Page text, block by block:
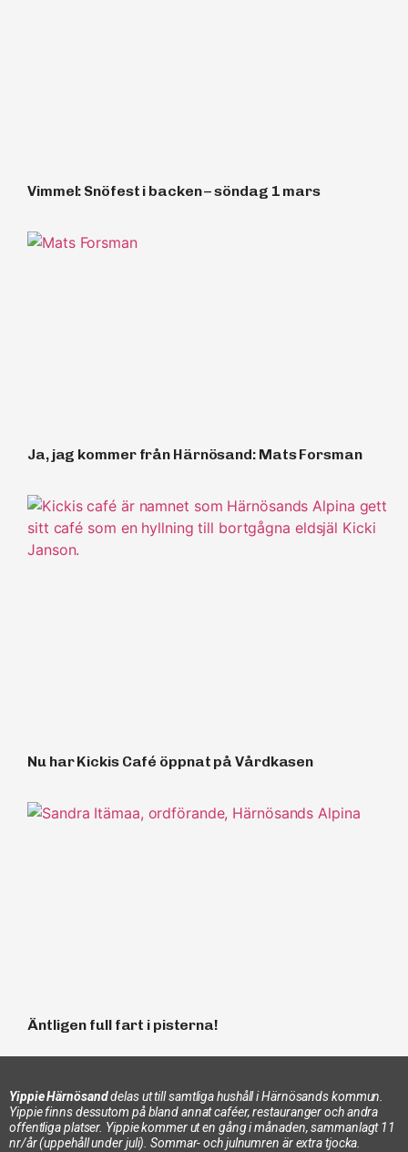
Vimmel: Snöfest i backen – söndag 1 mars
Ja, jag kommer från Härnösand: Mats Forsman
Nu har Kickis Café öppnat på Vårdkasen
Äntligen full fart i pisterna!
Yippie Härnösanddelas ut till samtliga hushåll i Härnösands kommun.
Yippie finns dessutom på bland annat caféer, restauranger och andra
offentliga platser. Yippie kommer ut en gång i månaden, sammanlagt 11
nr/år (uppehåll under juli). Sommar- och julnumren är extra tjocka.